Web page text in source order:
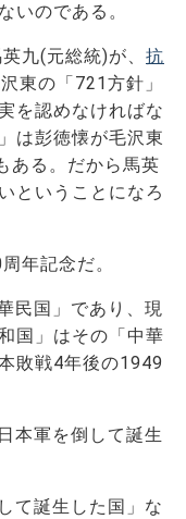
いのである。
九(元総統)が、 抗
東の「721方針」
を認めなければな
は彭徳懐が毛沢東
ある。だから馬英
ということになろ
年記念だ。
民国」であり、現
国」はその「中華
敗戦4年後の1949
本軍を倒して誕生
て誕生した国」な